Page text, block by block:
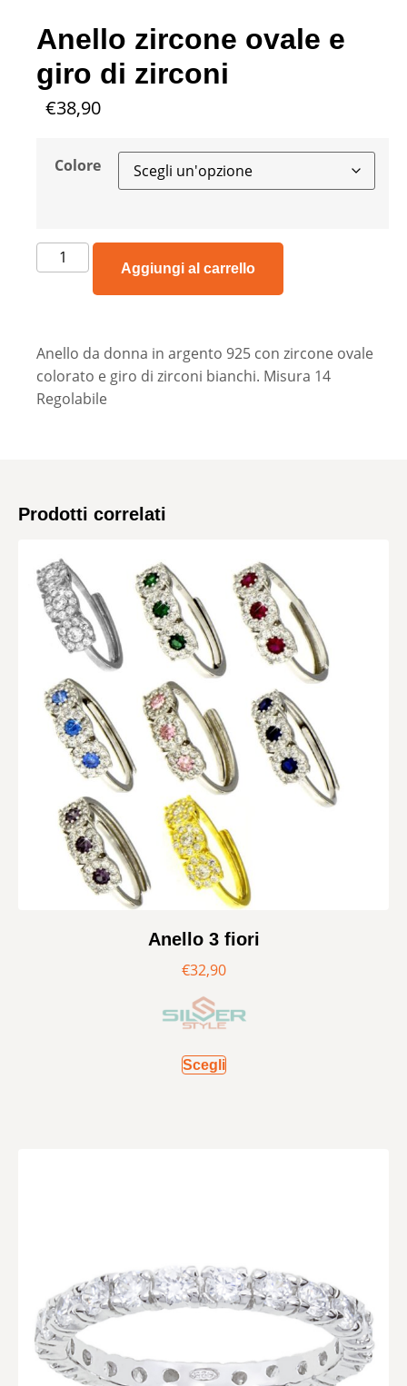
Anello zircone ovale e
giro di zirconi
€38,90
Colore
Aggiungi al carrello
Anello da donna in argento 925 con zircone ovale
colorato e giro di zirconi bianchi. Misura 14
Regolabile
Prodotti correlati
Anello 3 fiori
€32,90
Scegli